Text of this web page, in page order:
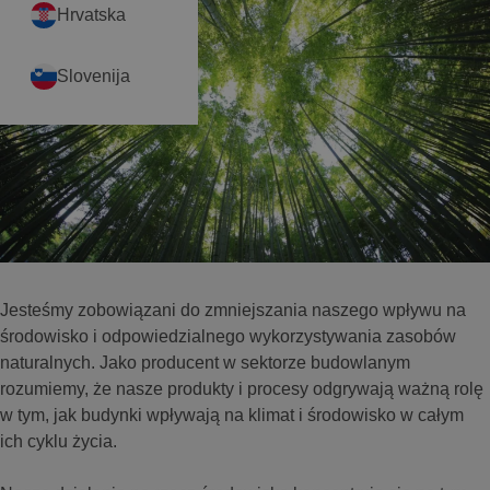
Jesteśmy zobowiązani do zmniejszania naszego wpływu na
środowisko i odpowiedzialnego wykorzystywania zasobów
naturalnych. Jako producent w sektorze budowlanym
rozumiemy, że nasze produkty i procesy odgrywają ważną rolę
w tym, jak budynki wpływają na klimat i środowisko w całym
ich cyklu życia.
Hrvatska
Slovenija